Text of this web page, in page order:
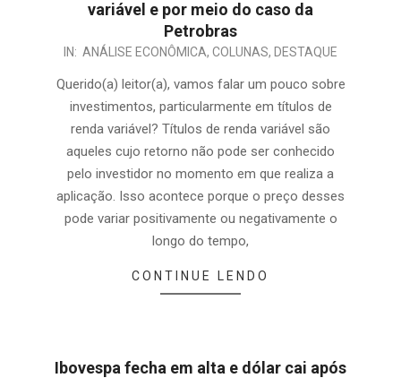
variável e por meio do caso da
Petrobras
IN: ANÁLISE ECONÔMICA, COLUNAS, DESTAQUE
Querido(a) leitor(a), vamos falar um pouco sobre
investimentos, particularmente em títulos de
renda variável? Títulos de renda variável são
aqueles cujo retorno não pode ser conhecido
pelo investidor no momento em que realiza a
aplicação. Isso acontece porque o preço desses
pode variar positivamente ou negativamente o
longo do tempo,
CONTINUE LENDO
Ibovespa fecha em alta e dólar cai após